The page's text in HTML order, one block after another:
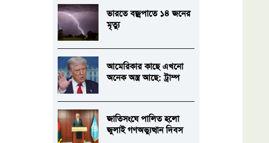
ভারতে বজ্রপাতে ১৪ জনের
মৃত্যু
আমেরিকার কাছে এখনো
অনেক অস্ত্র আছে: ট্রাম্প
জাতিসংঘে পালিত হলো
জুলাই গণঅভ্যুত্থান দিবস